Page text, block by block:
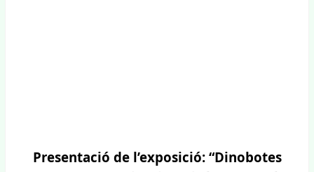
Presentació de l’exposició: “Dinobotes